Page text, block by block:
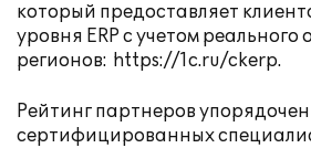
который предоставляет
уровня ERP с учетом
регионов: https://1c.ru/ckerp.
Рейтинг партнеров
сертифицированных